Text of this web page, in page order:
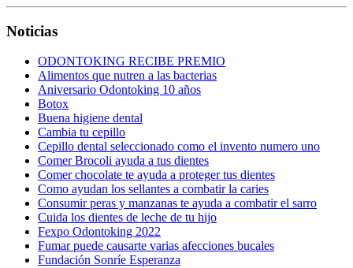
Noticias
ODONTOKING RECIBE PREMIO
Alimentos que nutren a las bacterias
Aniversario Odontoking 10 años
Botox
Buena higiene dental
Cambia tu cepillo
Cepillo dental seleccionado como el invento numero uno
Comer Brocoli ayuda a tus dientes
Comer chocolate te ayuda a proteger tus dientes
Como ayudan los sellantes a combatir la caries
Consumir peras y manzanas te ayuda a combatir el sarro
Cuida los dientes de leche de tu hijo
Fexpo Odontoking 2022
Fumar puede causarte varias afecciones bucales
Fundación Sonríe Esperanza